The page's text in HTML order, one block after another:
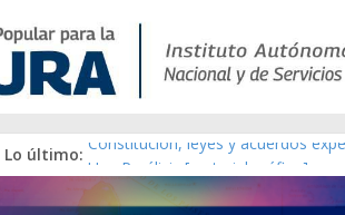
Lo último: Constitución, leyes y acuerdos
Una Parálisis [material gráfico]
Modesta Bor Sánchez [material